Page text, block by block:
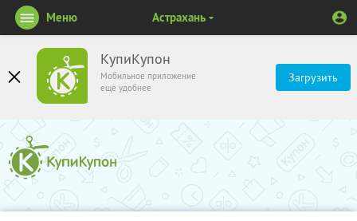
КупиКупон
Мобильное приложение
ещё удобнее
Загрузить
Меню Астрахань